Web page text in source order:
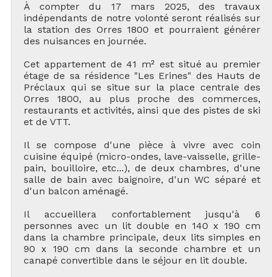
À compter du 17 mars 2025, des travaux
indépendants de notre volonté seront réalisés sur
la station des Orres 1800 et pourraient générer
des nuisances en journée.
Cet appartement de 41 m² est situé au premier
étage de sa résidence "Les Erines" des Hauts de
Préclaux qui se situe sur la place centrale des
Orres 1800, au plus proche des commerces,
restaurants et activités, ainsi que des pistes de ski
et de VTT.
Il se compose d'une pièce à vivre avec coin
cuisine équipé (micro-ondes, lave-vaisselle, grille-
pain, bouilloire, etc...), de deux chambres, d'une
salle de bain avec baignoire, d'un WC séparé et
d'un balcon aménagé.
Il accueillera confortablement jusqu'à 6
personnes avec un lit double en 140 x 190 cm
dans la chambre principale, deux lits simples en
90 x 190 cm dans la seconde chambre et un
canapé convertible dans le séjour en lit double.